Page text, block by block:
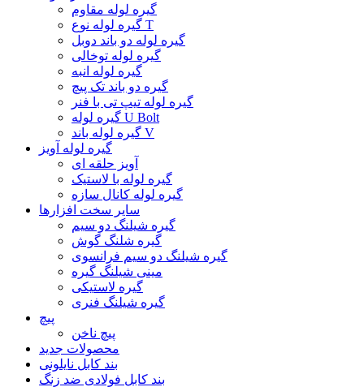
گیره لوله مقاوم
گیره لوله نوع T
گیره لوله دو باند دوبل
گیره لوله توخالی
گیره لوله انبه
گیره دو باند تک پیچ
گیره لوله تیپ تی با فنر
گیره لوله U Bolt
گیره لوله باند V
گیره لوله آویز
آویز حلقه ای
گیره لوله با لاستیک
گیره لوله کانال سازه
سایر سخت افزارها
گیره شیلنگ دو سیم
گیره شلنگ گوش
گیره شیلنگ دو سیم فرانسوی
مینی شیلنگ گیره
گیره لاستیکی
گیره شیلنگ فنری
پیچ
پیچ ناخن
محصولات جدید
بند کابل نایلونی
بند کابل فولادی ضد زنگ